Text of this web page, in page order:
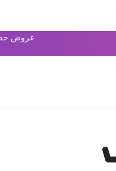
عروض